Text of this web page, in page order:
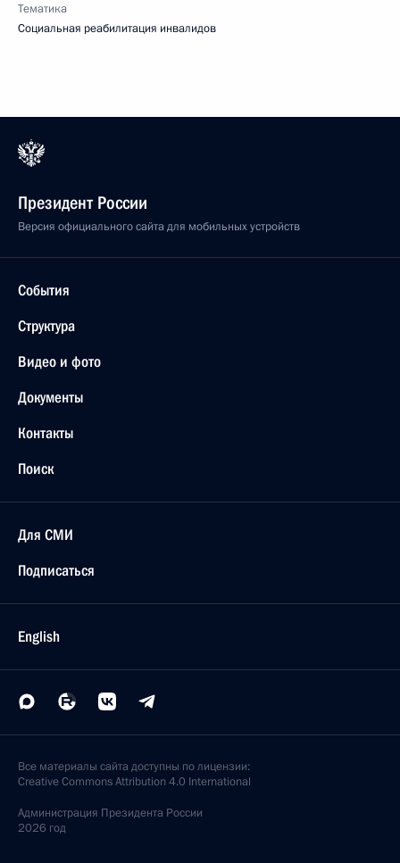
Тематика
Социальная реабилитация инвалидов
Президент России
Версия официального сайта для мобильных устройств
События
Структура
Видео и фото
Документы
Контакты
Поиск
Для СМИ
Подписаться
English
Все материалы сайта доступны по лицензии:
Creative Commons Attribution 4.0 International
Администрация Президента России
2026 год